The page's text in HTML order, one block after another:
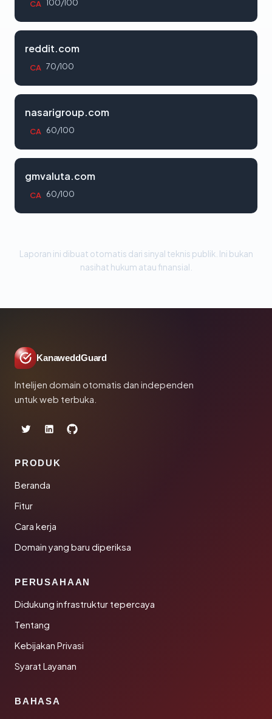
CA 100/100
reddit.com
CA 70/100
nasarigroup.com
CA 60/100
gmvaluta.com
CA 60/100
Laporan ini dibuat otomatis dari sinyal teknis publik. Ini bukan
nasihat hukum atau finansial.
KanaweddGuard
Intelijen domain otomatis dan independen
untuk web terbuka.
PRODUK
Beranda
Fitur
Cara kerja
Domain yang baru diperiksa
PERUSAHAAN
Didukung infrastruktur tepercaya
Tentang
Kebijakan Privasi
Syarat Layanan
BAHASA